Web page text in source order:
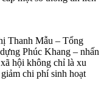
Thanh Mẫu – Tổng
Phúc Khang – nhấn
hội không chỉ là xu
chi phí sinh hoạt